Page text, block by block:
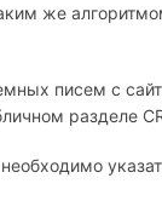
же
писем с
разделе